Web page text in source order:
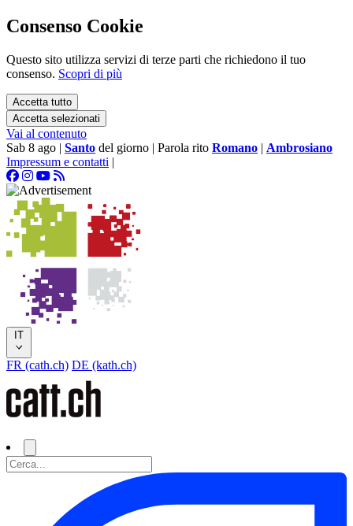
Consenso Cookie
Questo sito utilizza servizi di terze parti che richiedono il tuo
consenso. Scopri di più
Accetta tutto
Accetta selezionati
Vai al contenuto
Sab 8 ago | Santo del giorno | Parola rito Romano | Ambrosiano
Impressum e contatti |
IT
FR (cath.ch) DE (kath.ch)